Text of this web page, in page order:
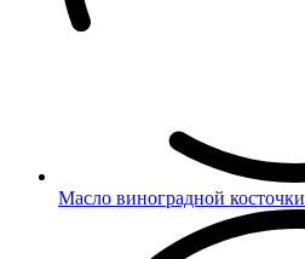
Масло виноградной косточки